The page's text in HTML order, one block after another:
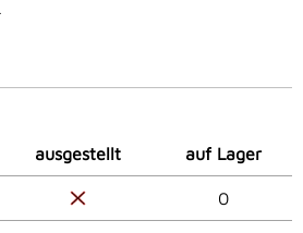
ausgestellt
auf Lager
0